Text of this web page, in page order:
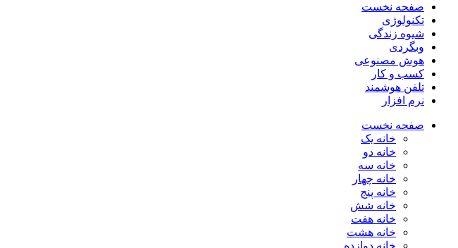
صفحه نخست
تکنولوژی
شیوه زندگی
وبگردی
هوش مصنوعی
کسب و کار
تلفن هوشمند
نرم افزار
صفحه نخست
خانه یک
خانه دو
خانه سه
خانه چهار
خانه پنج
خانه شش
خانه هفت
خانه هشت